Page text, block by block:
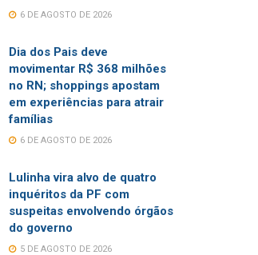
6 DE AGOSTO DE 2026
Dia dos Pais deve
movimentar R$ 368 milhões
no RN; shoppings apostam
em experiências para atrair
famílias
6 DE AGOSTO DE 2026
Lulinha vira alvo de quatro
inquéritos da PF com
suspeitas envolvendo órgãos
do governo
5 DE AGOSTO DE 2026